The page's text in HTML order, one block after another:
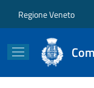
Regione Veneto